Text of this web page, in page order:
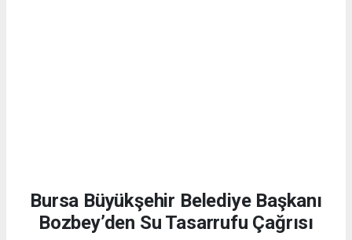
Bursa Büyükşehir Belediye Başkanı
Bozbey’den Su Tasarrufu Çağrısı